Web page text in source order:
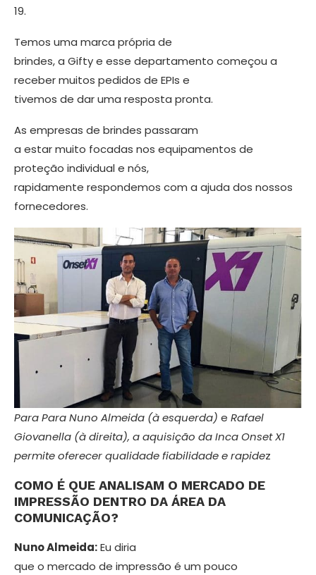
19.
Temos uma marca própria de
brindes, a Gifty e esse departamento começou a
receber muitos pedidos de EPIs e
tivemos de dar uma resposta pronta.
As empresas de brindes passaram
a es­tar muito focadas nos equipamentos de
proteção individual e nós,
rapidamente respondemos com a ajuda dos nossos
fornecedores.
Para Para Nuno Almeida (à esquerda) e Rafael
Giovanella (à direita), a aquisição da Inca Onset X1
permite oferecer qualidade fiabilidade e rapidez
COMO É QUE ANALISAM O MERCADO DE
IMPRESSÃO DENTRO DA ÁREA DA
COMUNICAÇÃO?
Nuno Almeida:Eu diria
que o mercado de impressão é um pouco